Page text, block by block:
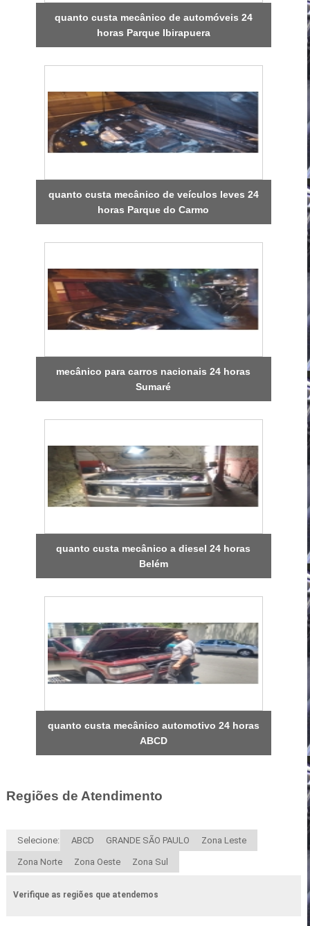
quanto custa mecânico de automóveis 24
horas Parque Ibirapuera
quanto custa mecânico de veículos leves 24
horas Parque do Carmo
mecânico para carros nacionais 24 horas
Sumaré
quanto custa mecânico a diesel 24 horas
Belém
quanto custa mecânico automotivo 24 horas
ABCD
Regiões de Atendimento
Selecione: ABCD GRANDE SÃO PAULO Zona Leste
Zona Norte Zona Oeste Zona Sul
Verifique as regiões que atendemos